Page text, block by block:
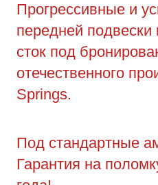
Прогрессивные и
передней
сток под
отечественного
Springs.
Под стандартные
Гарантия на